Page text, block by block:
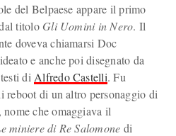
del Belpaese appare il primo
titolo Gli Uomini in Nero. Il
doveva chiamarsi Doc
e anche poi disegnato da
di Alfredo Castelli. Fu
reboot di un altro personaggio di
che omaggiava il
miniere di Re Salomone di